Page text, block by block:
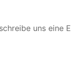
uns eine